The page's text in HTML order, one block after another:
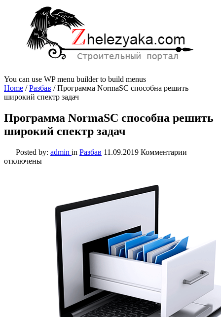
You can use WP menu builder to build menus
Home /Разбав /Программа NormaSC способна решить
широкий спектр задач
Программа NormaSC способна решить
широкий спектр задач
Posted by: admin in Разбав 11.09.2019 Комментарии
отключены